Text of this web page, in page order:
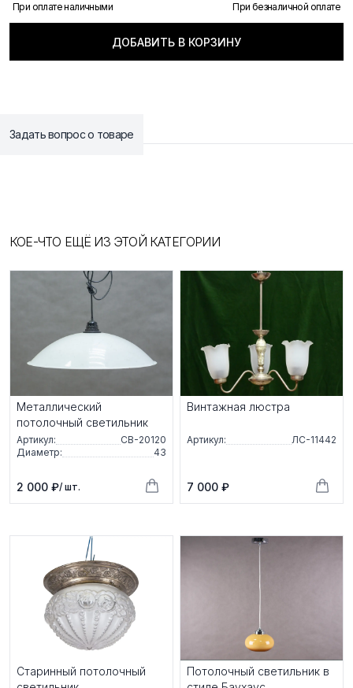
При оплате наличными При безналичной оплате
ДОБАВИТЬ В КОРЗИНУ
Задать вопрос о товаре
КОЕ-ЧТО ЕЩЁ ИЗ ЭТОЙ КАТЕГОРИИ
Металлический
потолочный светильник
Артикул:
СВ-20120
Диаметр:
43
2 000 ₽/ шт.
Винтажная люстра
Артикул: ЛС-11442
7 000 ₽
Старинный потолочный
Потолочный светильник в